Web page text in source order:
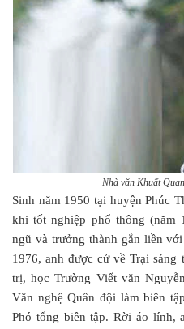
Nhà văn Khuất
Sinh năm 1950 tại huyện Phúc
khi tốt nghiệp phổ thông (năm
ngũ và trưởng thành gắn liền
1976, anh được cử về Trại
trị, học Trường Viết văn
Văn nghệ Quân đội làm biên
Phó tổng biên tập. Rời áo lính,